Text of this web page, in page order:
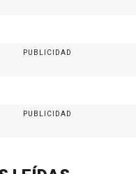
PUBLICIDAD
PUBLICIDAD